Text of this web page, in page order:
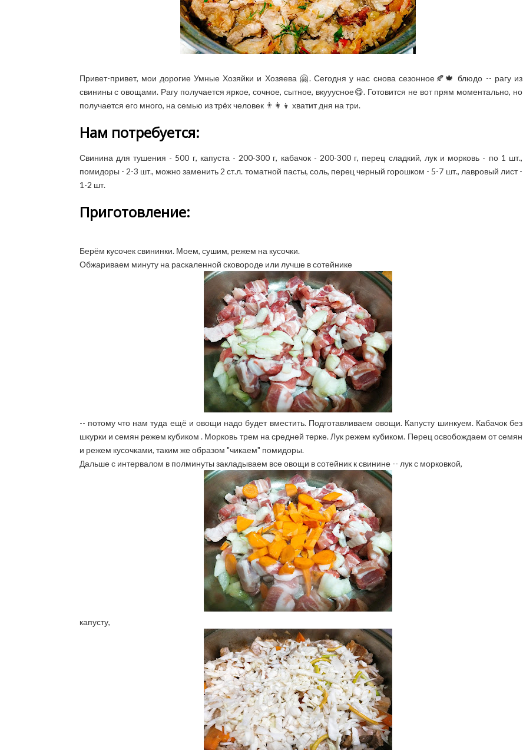
Привет-привет, мои дорогие Умные Хозяйки и Хозяева 🤗. Сегодня у нас снова сезонное🍂🍁 блюдо -- рагу из
свинины с овощами. Рагу получается яркое, сочное, сытное, вкууусное😋. Готовится не вот прям моментально, но
получается его много, на семью из трёх человек 👨‍👩‍👦 хватит дня на три.
Нам потребуется:
Свинина для тушения - 500 г, капуста - 200-300 г, кабачок - 200-300 г, перец сладкий, лук и морковь - по 1 шт.,
помидоры - 2-3 шт., можно заменить 2 ст.л. томатной пасты, соль, перец черный горошком - 5-7 шт., лавровый лист -
1-2 шт.
Приготовление:
Берём кусочек свининки. Моем, сушим, режем на кусочки.
Обжариваем минуту на раскаленной сковороде или лучше в сотейнике
-- потому что нам туда ещё и овощи надо будет вместить. Подготавливаем овощи. Капусту шинкуем. Кабачок без
шкурки и семян режем кубиком . Морковь трем на средней терке. Лук режем кубиком. Перец освобождаем от семян
и режем кусочками, таким же образом "чикаем" помидоры.
Дальше с интервалом в полминуты закладываем все овощи в сотейник к свинине -- лук с морковкой,
капусту,